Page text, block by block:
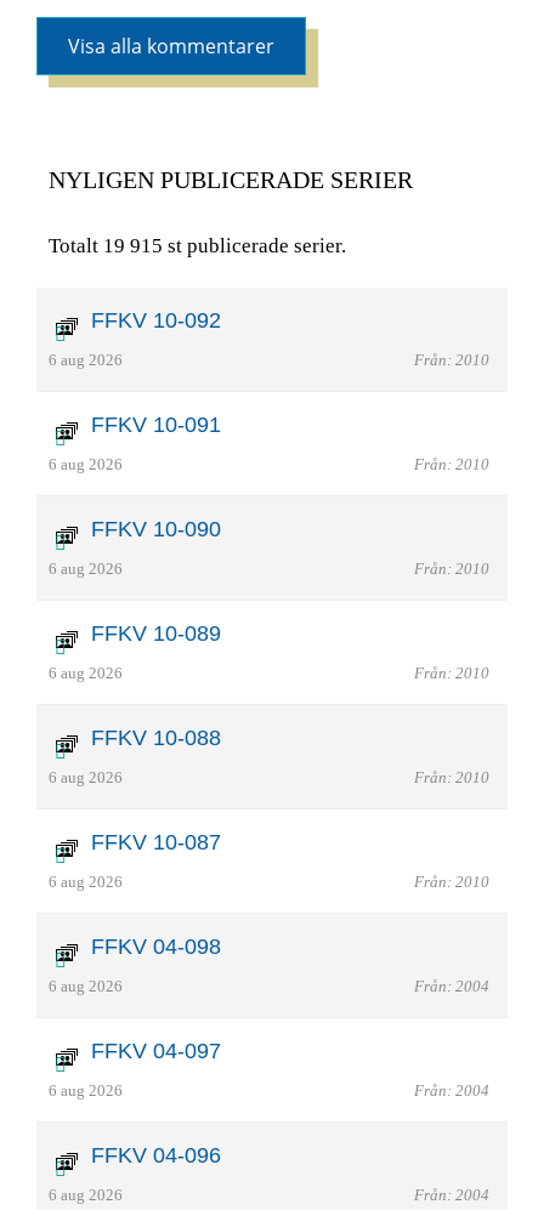
Visa alla kommentarer
NYLIGEN PUBLICERADE SERIER
Totalt 19 915 st publicerade serier.
FFKV 10-092
6 aug 2026 Från: 2010
FFKV 10-091
6 aug 2026 Från: 2010
FFKV 10-090
6 aug 2026 Från: 2010
FFKV 10-089
6 aug 2026 Från: 2010
FFKV 10-088
6 aug 2026 Från: 2010
FFKV 10-087
6 aug 2026 Från: 2010
FFKV 04-098
6 aug 2026 Från: 2004
FFKV 04-097
6 aug 2026 Från: 2004
FFKV 04-096
6 aug 2026 Från: 2004